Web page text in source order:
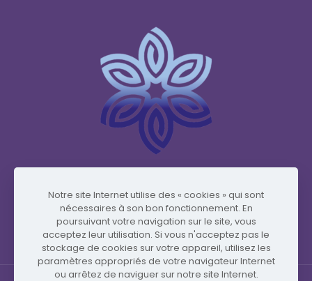
Notre site Internet utilise des « cookies » qui sont
nécessaires à son bon fonctionnement. En
poursuivant votre navigation sur le site, vous
acceptez leur utilisation. Si vous n'acceptez pas le
stockage de cookies sur votre appareil, utilisez les
paramètres appropriés de votre navigateur Internet
ou arrêtez de naviguer sur notre site Internet.